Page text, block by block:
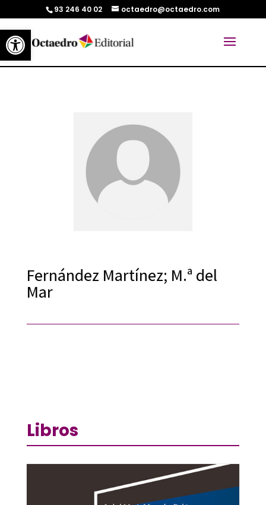
Abrir barra de herramientas
93 246 40 02 octaedro@octaedro.com
Fernández Martínez; M.ª del
Mar
Libros